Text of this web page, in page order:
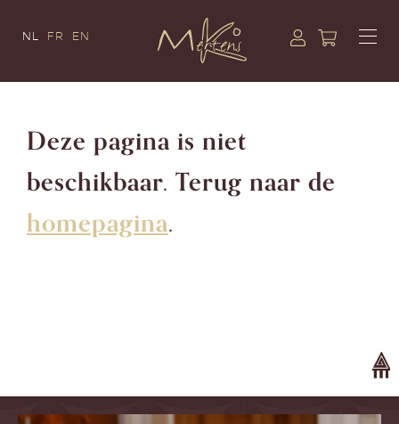
NL FR EN
Deze pagina is niet
beschikbaar. Terug naar de
homepagina.